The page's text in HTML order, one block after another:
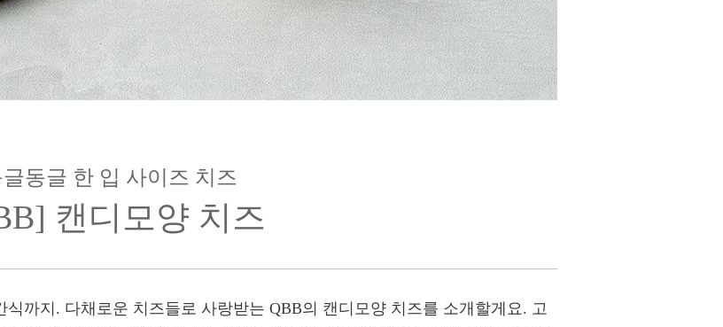
동글 한 입 사이즈 치즈
캔디모양 치즈
까지. 다채로운 치즈들로 사랑받는 QBB의 캔디모양 치즈를 소개할게요. 고